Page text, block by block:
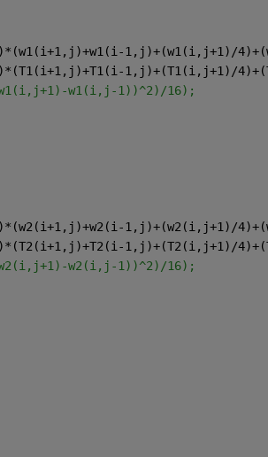
1,j)+(w1(i,j+1)/
1,j)+(T1(i,j+1)/
w1(i,j-1))^2)/16);
1,j)+(w2(i,j+1)/
1,j)+(T2(i,j+1)/
w2(i,j-1))^2)/16);